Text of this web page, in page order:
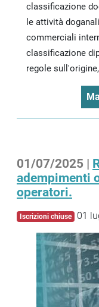
classificazione
le attività
commerciali
classificazione
regole
01/07/2025 |
adempimenti
operatori.
Iscrizioni chiuse 01